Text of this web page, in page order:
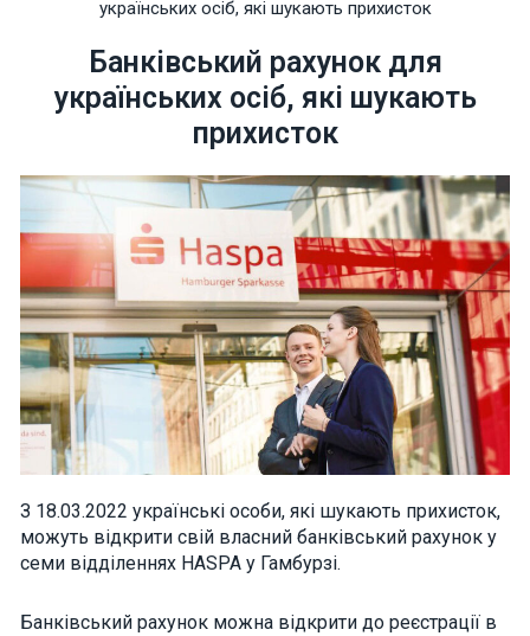
українських осіб, які шукають прихисток
Банківський рахунок для
українських осіб, які шукають
прихисток
З 18.03.2022 українські особи, які шукають прихисток,
можуть відкрити свій власний банківський рахунок у
семи відділеннях HASPA у Гамбурзі.
Банківський рахунок можна відкрити до реєстрації в
Necessary
These
cookies are
not optional.
They are
needed for
the website
to function.
Statistics
In order for
us to
improve the
website's
and
structure,
based on
how the